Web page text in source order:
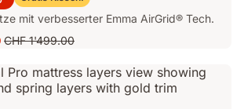
mit verbesserter Emma AirGrid® Tech.
Ursprünglicher
CHF 1'499.00
CHF 1'499.00